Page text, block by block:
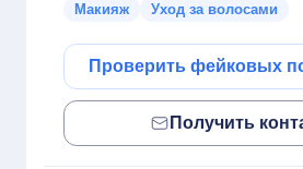
Макияж
Уход за волосами
Проверить фейковых
Получить